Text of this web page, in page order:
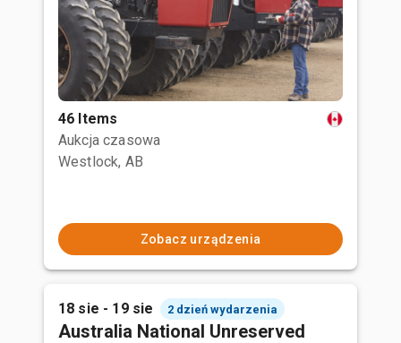
46 Items
Aukcja czasowa
Westlock, AB
Zobacz urządzenia
18 sie - 19 sie 2 dzień wydarzenia
Australia National Unreserved